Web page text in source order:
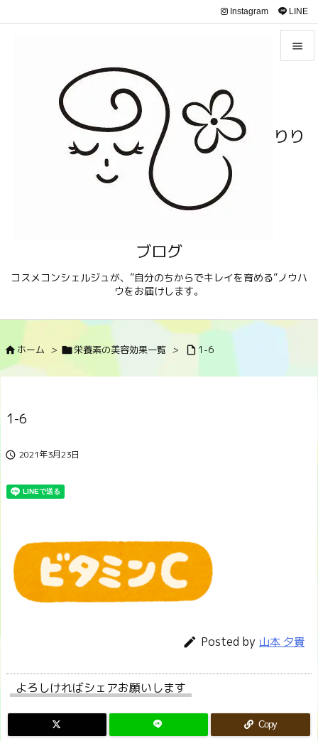
りり
ブログ
コスメコンシェルジュが、”自分のちからでキレイを育める”ノウハ
ウをお届けします。

サイド
Instagram LINE
ホーム > 栄養素の美容効果一覧 >  1-6
1-6
 2021年3月23日
 Posted by 山本 夕貴
よろしければシェアお願いします
Copy